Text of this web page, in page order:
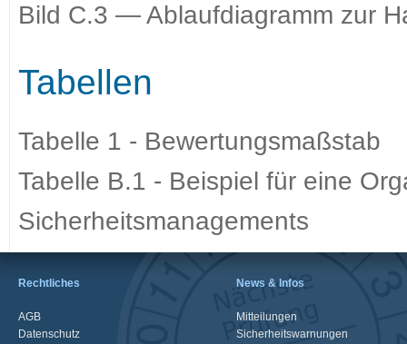
Bild C.3 — Ablaufdiagramm zur
Tabellen
Tabelle 1 - Bewertungsmaßstab
Tabelle B.1 - Beispiel für eine
Sicherheitsmanagements
Rechtliches
AGB
Datenschutz
News & Infos
Mitteilungen
Sicherheitswarnungen